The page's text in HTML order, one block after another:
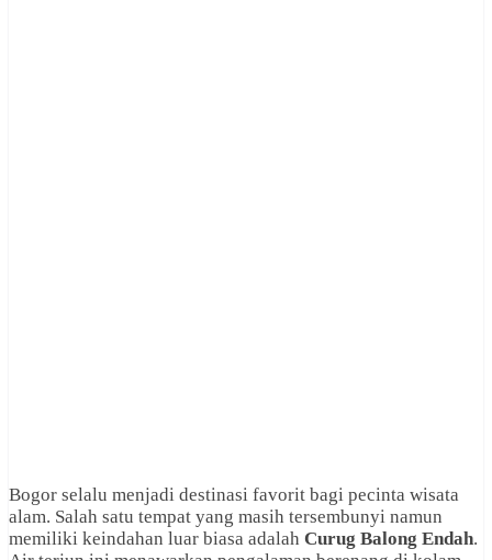
Bogor selalu menjadi destinasi favorit bagi pecinta wisata
alam. Salah satu tempat yang masih tersembunyi namun
memiliki keindahan luar biasa adalah Curug Balong Endah.